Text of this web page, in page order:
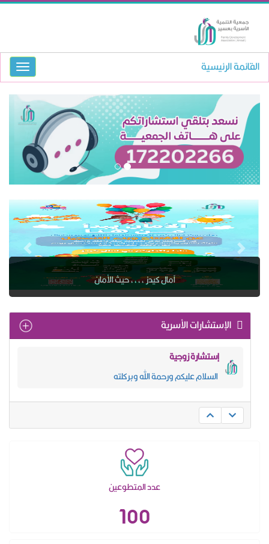
القائمة الرئيسية
آمال كيدز ،،،، حيث الأمان
الإستشارات الأسرية
إستشارة زوجية
السلام عليكم ورحمة الله وبركلته
عدد المتطوعين
100